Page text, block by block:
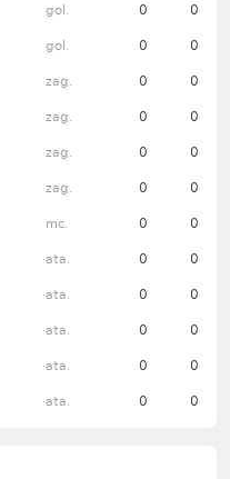
gol. 0 0
gol. 0 0
zag. 0 0
zag. 0 0
zag. 0 0
zag. 0 0
mc. 0 0
ata. 0 0
ata. 0 0
ata. 0 0
ata. 0 0
ata. 0 0